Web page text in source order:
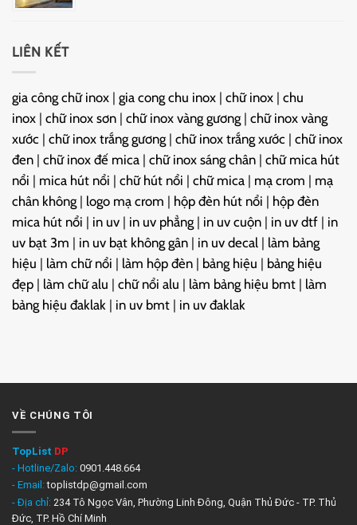
LIÊN KẾT
gia công chữ inox | gia cong chu inox | chữ inox | chu
inox | chữ inox sơn | chữ inox vàng gương | chữ inox vàng
xước | chữ inox trắng gương | chữ inox trắng xước | chữ inox
đen | chữ inox đế mica | chữ inox sáng chân | chữ mica hút
nổi | mica hút nổi | chữ hút nổi | chữ mica | mạ crom | mạ
chân không | logo mạ crom | hộp đèn hút nổi | hộp đèn
mica hút nổi | in uv | in uv phẳng | in uv cuộn | in uv dtf | in
uv bạt 3m | in uv bạt không gân | in uv decal | làm bảng
hiệu | làm chữ nổi | làm hộp đèn | bảng hiệu | bảng hiệu
đẹp | làm chữ alu | chữ nổi alu | làm bảng hiệu bmt | làm
bảng hiệu đaklak | in uv bmt | in uv đaklak
VỀ CHÚNG TÔI
TopList DP
- Hotline/Zalo: 0901.448.664
- Email:toplistdp@gmail.com
- Địa chỉ: 234 Tô Ngọc Vân, Phường Linh Đông, Quận Thủ Đức - TP. Thủ
Đức, TP. Hồ Chí Minh